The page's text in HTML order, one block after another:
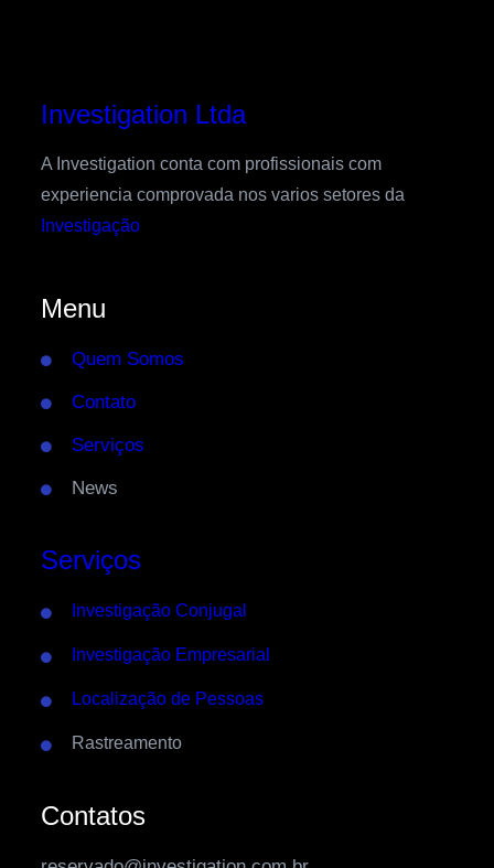
Investigation Ltda
A Investigation conta com profissionais com
experiencia comprovada nos varios setores da
Investigação
Menu
Quem Somos
Contato
Serviços
News
Serviços
Investigação Conjugal
Investigação Empresarial
Localização de Pessoas
Rastreamento
Contatos